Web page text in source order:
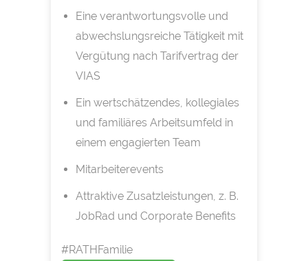
Eine verantwortungsvolle und
abwechslungsreiche Tätigkeit mit
Vergütung nach Tarifvertrag der
VIAS
Ein wertschätzendes, kollegiales
und familiäres Arbeitsumfeld in
einem engagierten Team
Mitarbeiterevents
Attraktive Zusatzleistungen, z. B.
JobRad und Corporate Benefits
#RATHFamilie